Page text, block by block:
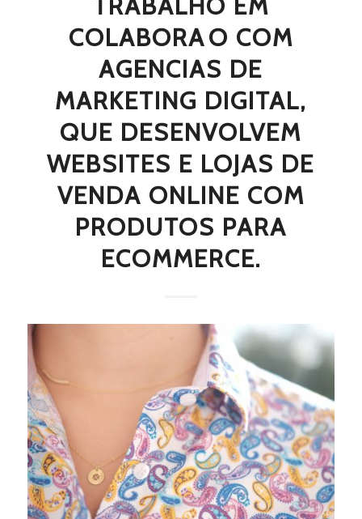
TRABALHO EM
COLABORAO COM
AGENCIAS DE
MARKETING DIGITAL,
QUE DESENVOLVEM
WEBSITES E LOJAS DE
VENDA ONLINE COM
PRODUTOS PARA
ECOMMERCE.